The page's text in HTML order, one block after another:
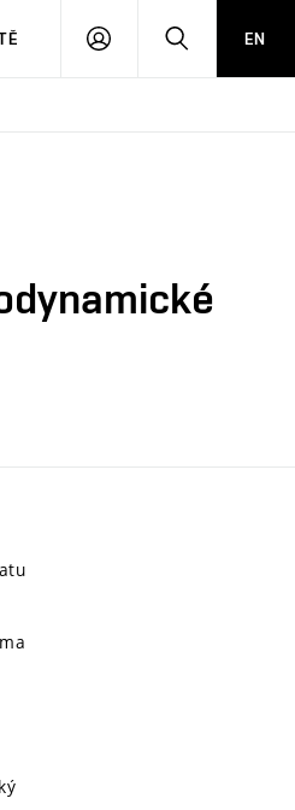
PŘIHLÁSIT HLEDATEN